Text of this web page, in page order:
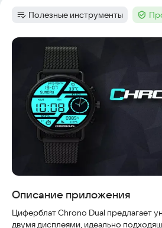
Категория:
Полезные инструменты Тег :
Скриншоты
Описание приложения
Циферблат Chrono Dual предлагает
двумя дисплеями, идеально